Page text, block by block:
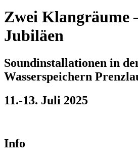
Zwei Klangräume
Jubiläen
Soundinstallationen in
Wasserspeichern
11.-13. Juli 2025
Info